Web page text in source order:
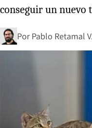
conseguir un nuevo
Por Pablo Retamal V.